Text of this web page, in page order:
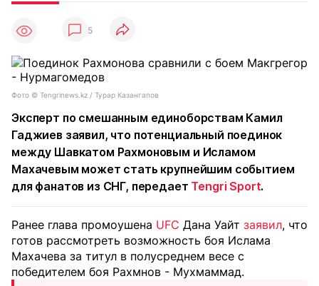
5
Фото ©️ Tengrinews.kz / Турар Казангапов
Эксперт по смешанным единоборствам Камил
Гаджиев заявил, что потенциальный поединок
между Шавкатом Рахмоновым и Исламом
Махачевым может стать крупнейшим событием
для фанатов из СНГ, передает Tengri Sport.
Ранее глава промоушена UFC Дана Уайт заявил, что
готов рассмотреть возможность боя Ислама
Махачева за титул в полусреднем весе с
победителем боя Рахмнов - Мухмаммад.